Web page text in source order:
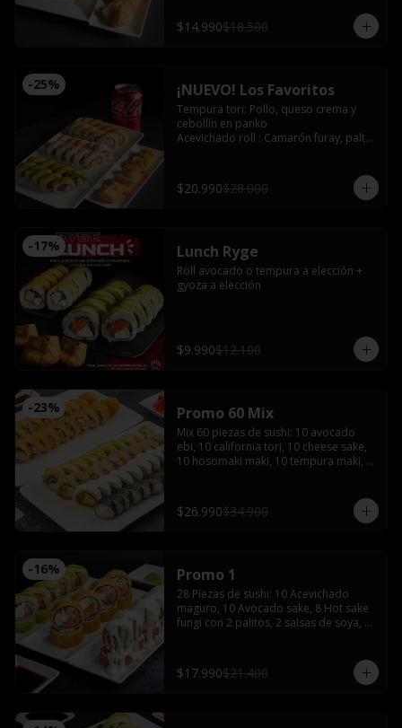
Gyozas de champiñón queso
$14.990$18.500
-25% ¡NUEVO! Los Favoritos
Tempura tori: Pollo, queso crema y
cebollín en panko
Acevichado roll : Camarón furay, palta,
Avocado sake : Salmón, queso crema y
ciboulette envuelto en palta
$20.990$28.000
-17% Lunch Ryge
Roll avocado o tempura a elección +
gyoza a elección
$9.990$12.100
-23% Promo 60 Mix
Mix 60 piezas de sushi: 10 avocado
ebi, 10 california tori, 10 cheese sake,
10 hosomaki maki, 10 tempura maki,
palitos
$26.990$34.900
-16% Promo 1
28 Piezas de sushi: 10 Acevichado
maguro, 10 Avocado sake, 8 Hot sake
fungi con 2 palitos, 2 salsas de soya, 1
$17.990$21.400